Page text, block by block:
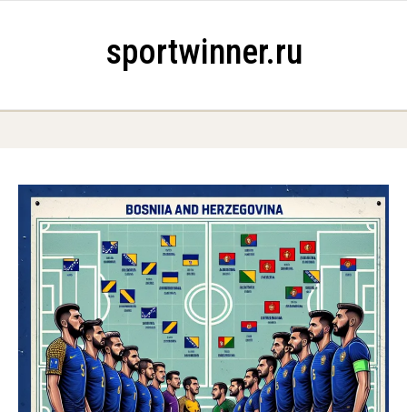
sportwinner.ru